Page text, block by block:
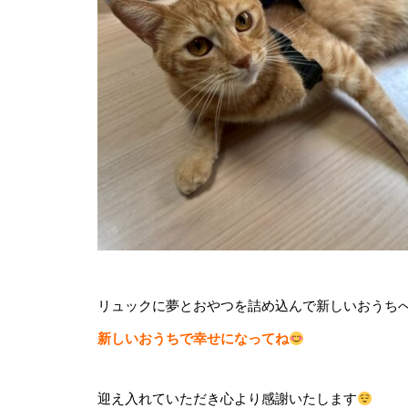
リュックに夢とおやつを詰め込んで新しいおうち
新しいおうちで幸せになってね
迎え入れていただき心より感謝いたします